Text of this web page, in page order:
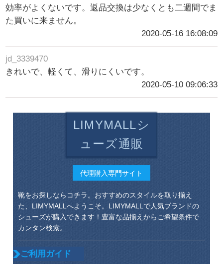
効率がよくないです。返品交換は少なくとも二週間でま
た買いに来ません。
2020-05-16 16:08:09
jd_3339470
きれいで、軽くて、滑りにくいです。
2020-05-10 09:06:33
LIMYMALLシ
ューズ通販
代理購入専門サイト
靴をお探しならコチラ。おすすめのスタイルを取り揃え
た、LIMYMALLへようこそ。LIMYMALLで人気ブランドの
シューズが購入できます！豊富な品揃えからご希望条件で
カンタン検索。
ご利用ガイド